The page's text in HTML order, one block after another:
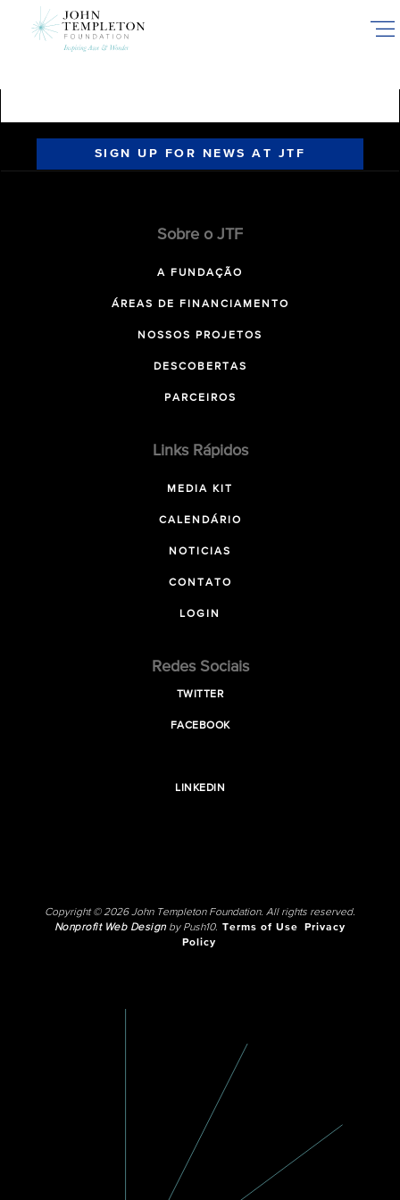
SIGN UP FOR NEWS AT JTF
Sobre o JTF
A FUNDAÇÃO
ÁREAS DE FINANCIAMENTO
NOSSOS PROJETOS
DESCOBERTAS
PARCEIROS
Links Rápidos
MEDIA KIT
CALENDÁRIO
NOTICIAS
CONTATO
LOGIN
Redes Sociais
TWITTER
FACEBOOK
LINKEDIN
Copyright © 2026 John Templeton Foundation. All rights reserved.
Nonprofit Web Designby Push10. Terms of Use
Privacy
Policy